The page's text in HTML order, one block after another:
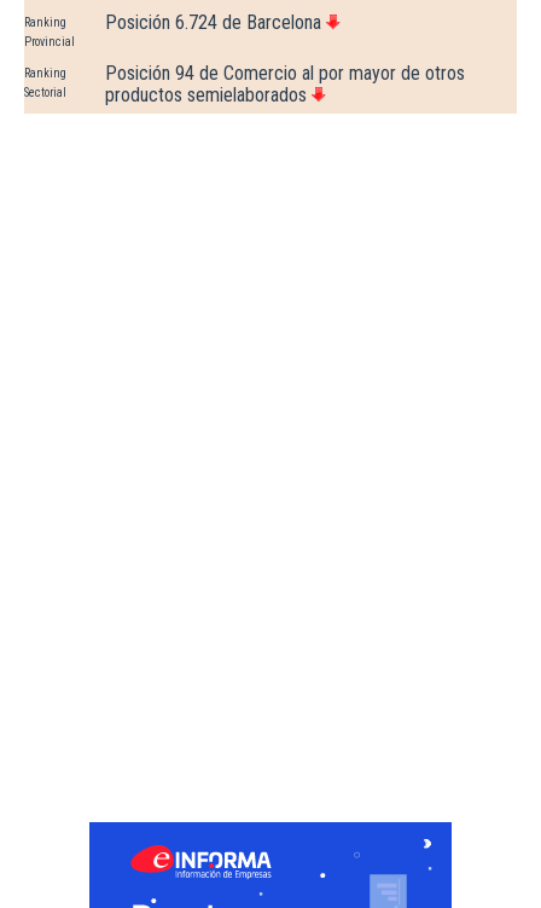
Ranking
Provincial
Posición 6.724 de Barcelona
Ranking
Sectorial
Posición 94 de Comercio al por mayor de otros
productos semielaborados